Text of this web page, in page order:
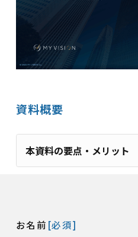
資料概要
本資料の要点・メリット
お名前 [必須]